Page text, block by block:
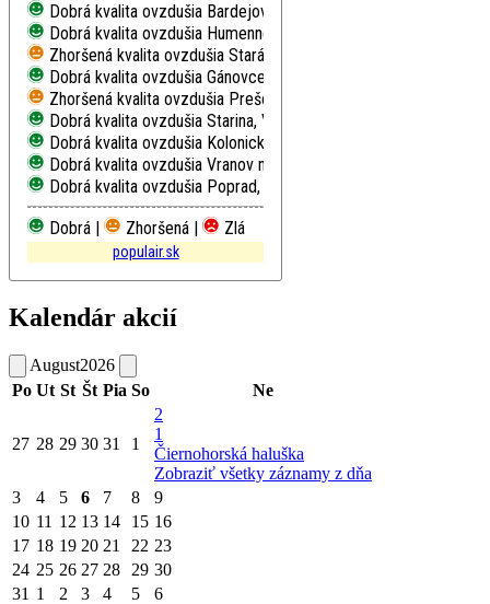
Dobrá kvalita ovzdušia Bardejov, Pod Vinbargom
Dobrá kvalita ovzdušia Humenné, Nám. Slobody
Zhoršená kvalita ovzdušia Stará Lesná, AÚ SAV, EMEP
Dobrá kvalita ovzdušia Gánovce, Meteo. st.
Zhoršená kvalita ovzdušia Prešov, Arm. gen. L. Svobodu
Dobrá kvalita ovzdušia Starina, Vodná nádrž, EMEP
Dobrá kvalita ovzdušia Kolonické sedlo, Hvezdáreň
Dobrá kvalita ovzdušia Vranov nad Topľou, M. R. Štefánika
Dobrá kvalita ovzdušia Poprad, Železničná
Dobrá |
Zhoršená | Zlá
populair.sk
Kalendár akcií
August2026
Po Ut St Št Pia So Ne
27 28 29 30 31 1
2
1
Čiernohorská haluška
Zobraziť všetky záznamy z dňa
3
4 5 6 7 8
9
10 11 12 13 14 15 16
17 18 19 20 21 22 23
24 25 26 27 28 29 30
31 1 2 3 4 5 6